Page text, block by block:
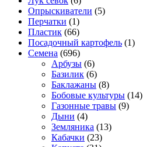
Опрыскиватели (5)
Перчатки (1)
Пластик (66)
Посадочный картофель (1)
Семена (696)
Арбузы (6)
Базилик (6)
Баклажаны (8)
Бобовые культуры (14)
Газонные травы (9)
Дыни (4)
Земляника (13)
Кабачки (23)